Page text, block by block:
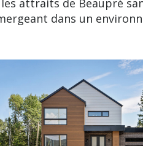
attraits de Beaupré
dans un